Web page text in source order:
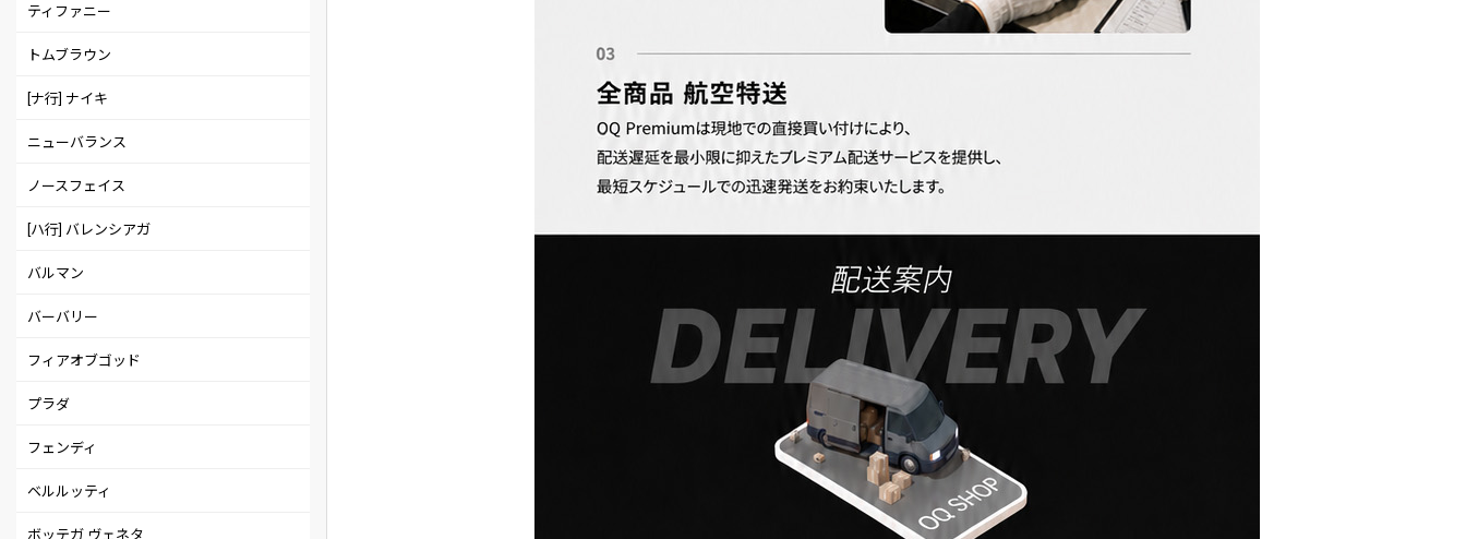
ティファニー
トムブラウン
[ナ行] ナイキ
ニューバランス
ノースフェイス
[ハ行] バレンシアガ
バルマン
バーバリー
フィアオブゴッド
プラダ
フェンディ
ベルルッティ
ボッテガ ヴェネタ